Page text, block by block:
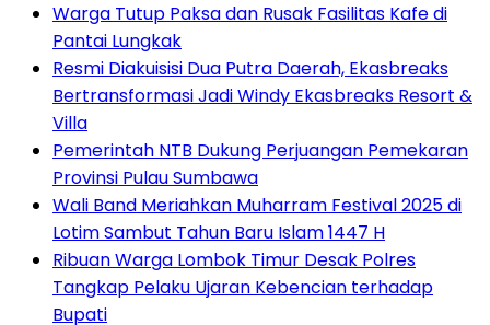
Warga Tutup Paksa dan Rusak Fasilitas Kafe di
Pantai Lungkak
Resmi Diakuisisi Dua Putra Daerah, Ekasbreaks
Bertransformasi Jadi Windy Ekasbreaks Resort &
Villa
Pemerintah NTB Dukung Perjuangan Pemekaran
Provinsi Pulau Sumbawa
Wali Band Meriahkan Muharram Festival 2025 di
Lotim Sambut Tahun Baru Islam 1447 H
Ribuan Warga Lombok Timur Desak Polres
Tangkap Pelaku Ujaran Kebencian terhadap
Bupati